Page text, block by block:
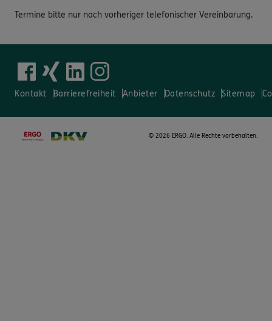
Termine bitte nur nach vorheriger telefonischer Vereinbarung.
Kontakt Barrierefreiheit Anbieter Datenschutz Sitemap
© 2026 ERGO. Alle Rechte vorbehalten.